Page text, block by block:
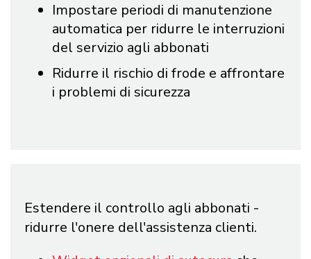
Impostare periodi di manutenzione
automatica per ridurre le interruzioni
del servizio agli abbonati
Ridurre il rischio di frode e affrontare
i problemi di sicurezza
Estendere il controllo agli abbonati -
ridurre l'onere dell'assistenza clienti.